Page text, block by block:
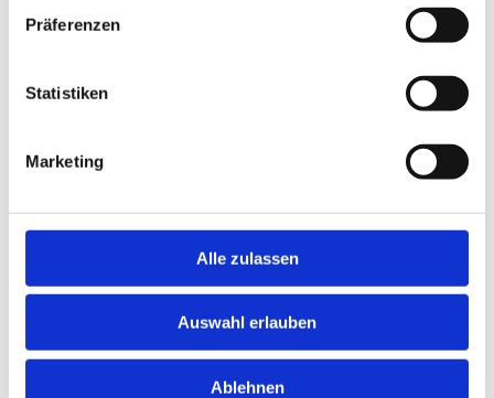
Präferenzen
Statistiken
Marketing
Alle zulassen
Auswahl erlauben
Ablehnen
Audit & Taxation